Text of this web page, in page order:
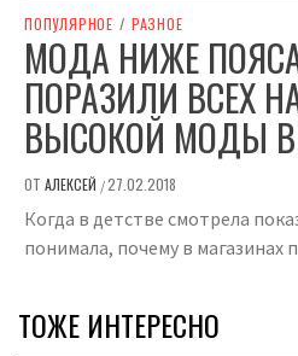
ПОПУЛЯРНОЕ / РАЗНОЕ
МОДА НИЖЕ
ПОРАЗИЛИ ВСЕХ
ВЫСОКОЙ МОДЫ
ОТ АЛЕКСЕЙ /27.02.2018
Когда в детстве смотрела
понимала, почему в магазинах
ТОЖЕ ИНТЕРЕСНО